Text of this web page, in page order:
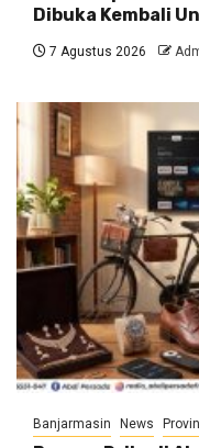
Dibuka Kembali
7 Agustus 2026
Banjarmasin News